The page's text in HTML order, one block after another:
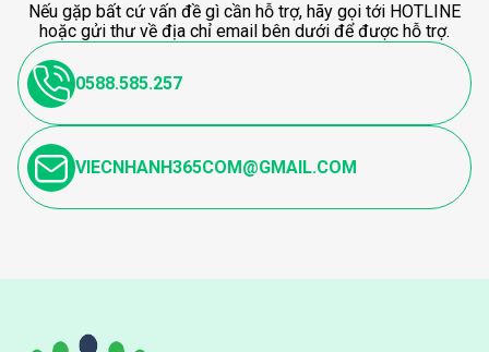
Nếu gặp bất cứ vấn đề gì cần hỗ trợ, hãy gọi tới HOTLINE
hoặc gửi thư về địa chỉ email bên dưới để được hỗ trợ.
0588.585.257
VIECNHANH365COM@GMAIL.COM